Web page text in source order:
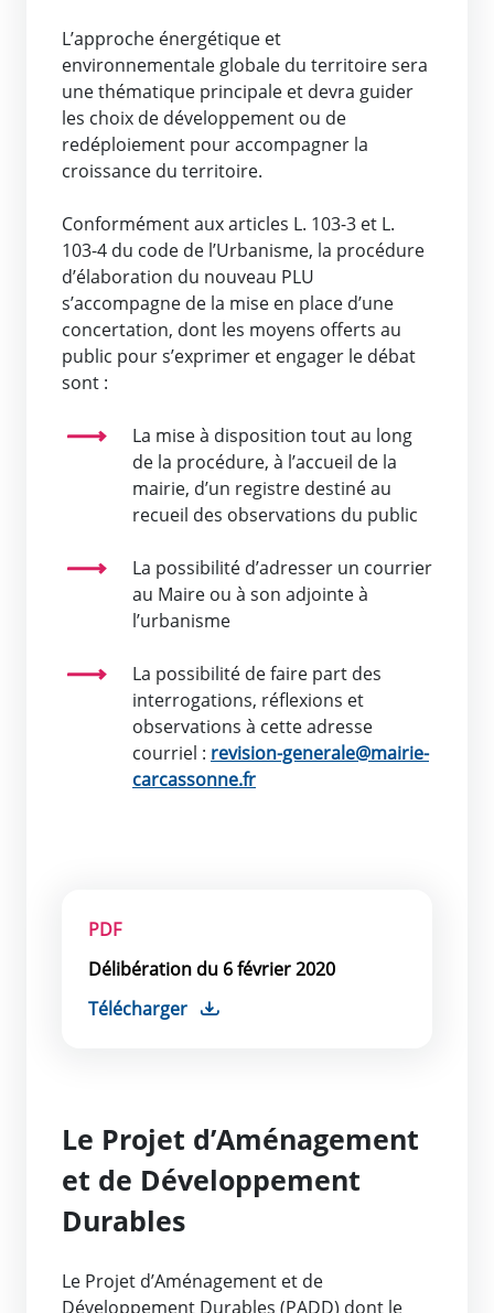
L’approche énergétique et
environnementale globale du territoire sera
une thématique principale et devra guider
les choix de développement ou de
redéploiement pour accompagner la
croissance du territoire.
Conformément aux articles L. 103-3 et L.
103-4 du code de l’Urbanisme, la procédure
d’élaboration du nouveau PLU
s’accompagne de la mise en place d’une
concertation, dont les moyens offerts au
public pour s’exprimer et engager le débat
sont :
La mise à disposition tout au long
de la procédure, à l’accueil de la
mairie, d’un registre destiné au
recueil des observations du public
La possibilité d’adresser un courrier
au Maire ou à son adjointe à
l’urbanisme
La possibilité de faire part des
interrogations, réflexions et
observations à cette adresse
courriel : revision-generale@mairie-
carcassonne.fr
PDF
Délibération du 6 février 2020
Télécharger
Le Projet d’Aménagement
et de Développement
Durables
Le Projet d’Aménagement et de
Développement Durables (PADD) dont le